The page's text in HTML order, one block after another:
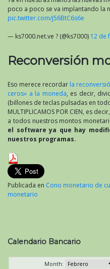
poco a poco se va implantando la
pic.twitter.com/j56BtC6s6e
— ks7000.net.ve ? (@ks7000) 12 de
Reconversión
Eso merece recordar la
ceros» a la moneda, es decir,
(billones de teclas pulsadas en
MULTIPLICAMOS POR CIEN, es
a todos nuestros montos
el software ya que hay
nuestros programas.
Publicada en Cono monetario de
monetario
Calendario Bancario
Month: